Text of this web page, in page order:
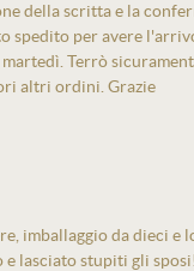
della scritta e la
spedito per avere
Terrò
altri ordini. Grazie
imballaggio da dieci e
e lasciato stupiti gli